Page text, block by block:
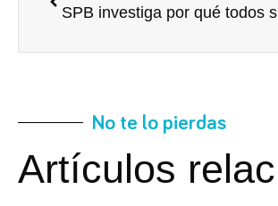
No te lo pierdas
Artículos